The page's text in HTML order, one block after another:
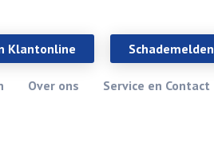
Klantonline Schademelden
Over ons Service en Contact